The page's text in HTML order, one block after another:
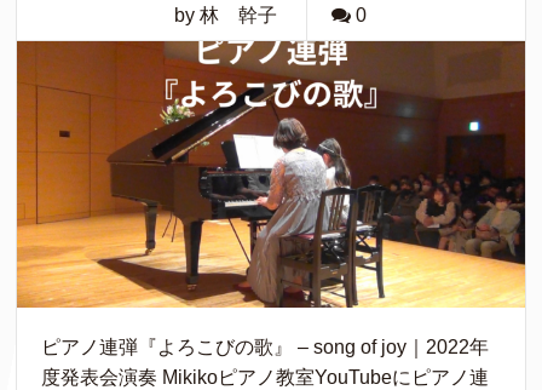
by 林 幹子 0
ピアノ連弾『よろこびの歌』 – song of joy｜2022年
度発表会演奏 Mikikoピアノ教室YouTubeにピアノ連